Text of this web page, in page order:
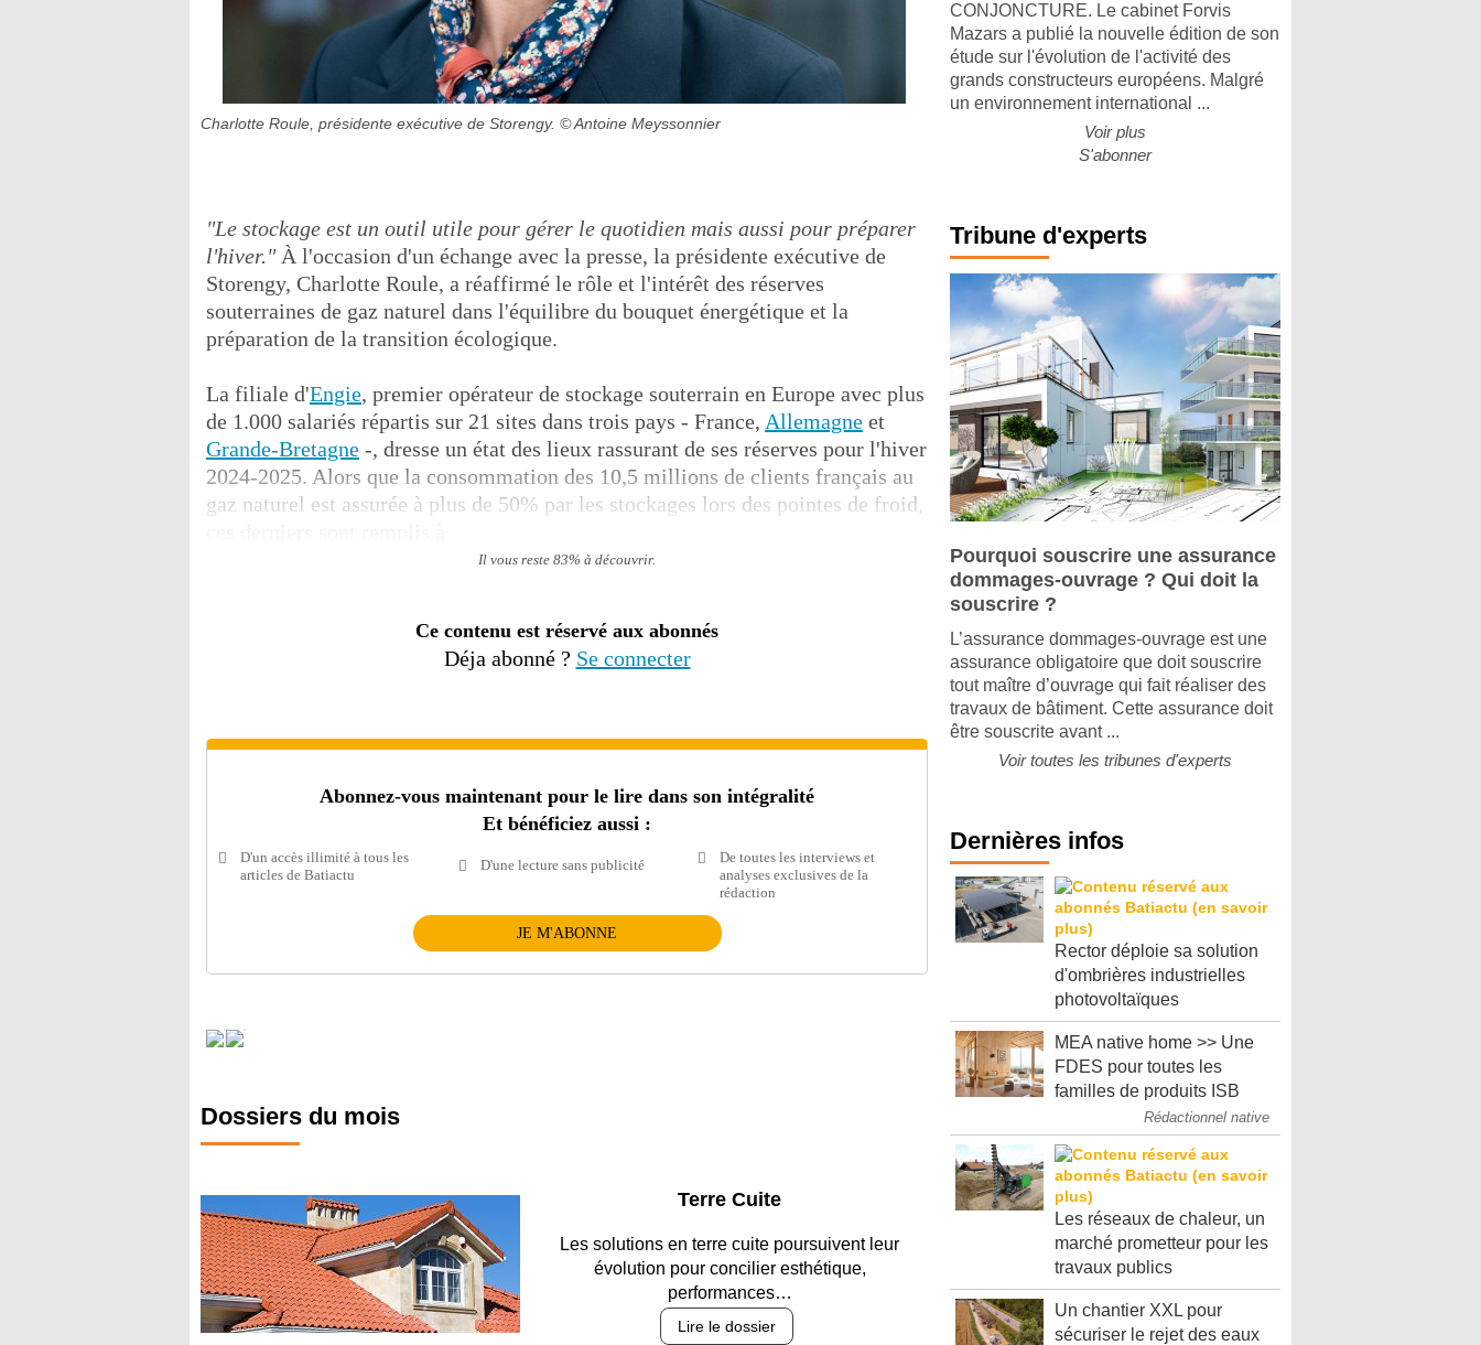
Charlotte Roule, présidente exécutive de Storengy. © Antoine Meyssonnier
"Le stockage est un outil utile pour gérer le quotidien mais aussi pour préparer
l'hiver."À l'occasion d'un échange avec la presse, la présidente exécutive de
Storengy, Charlotte Roule, a réaffirmé le rôle et l'intérêt des réserves
souterraines de gaz naturel dans l'équilibre du bouquet énergétique et la
préparation de la transition écologique.
La filiale d'Engie, premier opérateur de stockage souterrain en Europe avec plus
de 1.000 salariés répartis sur 21 sites dans trois pays - France, Allemagne et
Grande-Bretagne -, dresse un état des lieux rassurant de ses réserves pour l'hiver
2024-2025. Alors que la consommation des 10,5 millions de clients français au
gaz naturel est assurée à plus de 50% par les stockages lors des pointes de froid,
Il vous reste 83% à découvrir.
Ce contenu est réservé aux abonnés
Déja abonné ? Se connecter
Abonnez-vous maintenant pour le lire dans son intégralité
Et bénéficiez aussi :
D'un accès illimité à tous les
articles de Batiactu
D'une lecture sans publicité
De toutes les interviews et
analyses exclusives de la
rédaction
JE M'ABONNE
Dossiers du mois
Parking et garages
Entre circulation, sécurisation des accès, durabilité
des revêtements et intégration…
Lire le dossier
CONJONCTURE. Le cabinet Forvis
Mazars a publié la nouvelle édition de son
étude sur l'évolution de l'activité des
grands constructeurs européens. Malgré
un environnement international ...
Voir plus
S'abonner
Tribune d'experts
Pourquoi souscrire une assurance
dommages-ouvrage ? Qui doit la
souscrire ?
L’assurance dommages-ouvrage est une
assurance obligatoire que doit souscrire
tout maître d’ouvrage qui fait réaliser des
travaux de bâtiment. Cette assurance doit
être souscrite avant ...
Voir toutes les tribunes d'experts
Dernières infos
Rector déploie sa solution
d'ombrières industrielles
photovoltaïques
MEA native home >> Une
FDES pour toutes les
familles de produits ISB
Rédactionnel native
Les réseaux de chaleur, un
marché prometteur pour les
travaux publics
Un chantier XXL pour
sécuriser le rejet des eaux